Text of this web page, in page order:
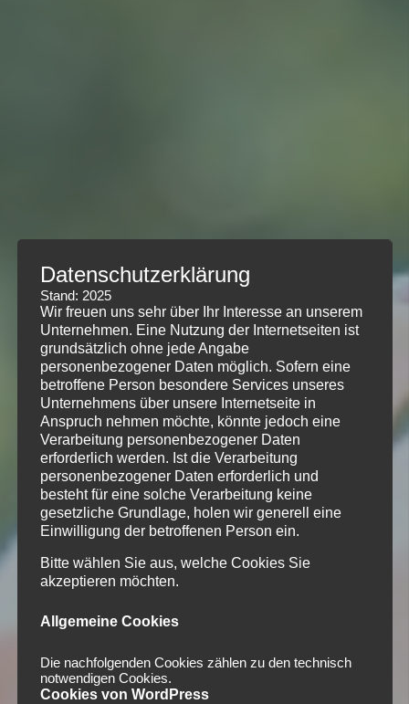
Datenschutzerklärung
Stand: 2025
Wir freuen uns sehr über Ihr Interesse an unserem
Unternehmen. Eine Nutzung der Internetseiten ist
grundsätzlich ohne jede Angabe
personenbezogener Daten möglich. Sofern eine
betroffene Person besondere Services unseres
Unternehmens über unsere Internetseite in
Anspruch nehmen möchte, könnte jedoch eine
Verarbeitung personenbezogener Daten
erforderlich werden. Ist die Verarbeitung
personenbezogener Daten erforderlich und
besteht für eine solche Verarbeitung keine
gesetzliche Grundlage, holen wir generell eine
Einwilligung der betroffenen Person ein.
Bitte wählen Sie aus, welche Cookies Sie
akzeptieren möchten.
Allgemeine Cookies
Die nachfolgenden Cookies zählen zu den technisch
notwendigen Cookies.
Cookies von WordPress